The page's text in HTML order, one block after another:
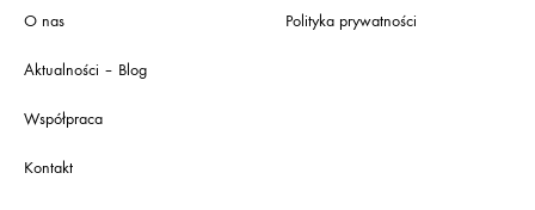
O nas
Aktualności – Blog
Współpraca
Kontakt
Polityka prywatności